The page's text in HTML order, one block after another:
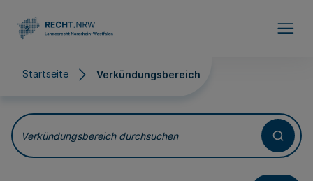
Startseite Verkündungsbereich
Verkündungsbereich
Verkündungsbereich durchsuchen